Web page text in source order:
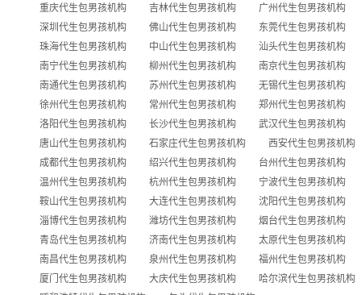
重庆代生包男孩机构
吉林代生包男孩机构
广州代生包男孩机构
深圳代生包男孩机构
佛山代生包男孩机构
东莞代生包男孩机构
珠海代生包男孩机构
中山代生包男孩机构
汕头代生包男孩机构
南宁代生包男孩机构
柳州代生包男孩机构
南京代生包男孩机构
南通代生包男孩机构
苏州代生包男孩机构
无锡代生包男孩机构
徐州代生包男孩机构
常州代生包男孩机构
郑州代生包男孩机构
洛阳代生包男孩机构
长沙代生包男孩机构
武汉代生包男孩机构
唐山代生包男孩机构
石家庄代生包男孩机构
西安代生包男孩机构
成都代生包男孩机构
绍兴代生包男孩机构
台州代生包男孩机构
温州代生包男孩机构
杭州代生包男孩机构
宁波代生包男孩机构
鞍山代生包男孩机构
大连代生包男孩机构
沈阳代生包男孩机构
淄博代生包男孩机构
潍坊代生包男孩机构
烟台代生包男孩机构
青岛代生包男孩机构
济南代生包男孩机构
太原代生包男孩机构
南昌代生包男孩机构
泉州代生包男孩机构
福州代生包男孩机构
厦门代生包男孩机构
大庆代生包男孩机构
哈尔滨代生包男孩机构